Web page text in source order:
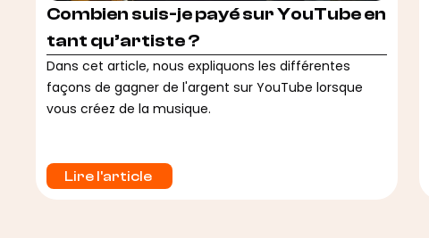
Combien suis-je payé sur YouTube en
tant qu’artiste ?
Dans cet article, nous expliquons les différentes
façons de gagner de l'argent sur YouTube lorsque
vous créez de la musique.
Lire l'article